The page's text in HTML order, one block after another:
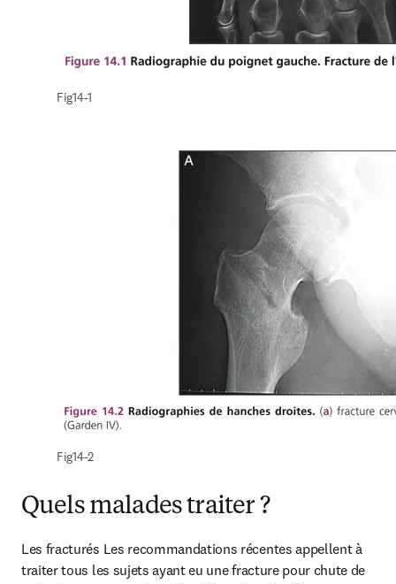
Fig14-1
Fig14-2
Quels malades traiter ?
Les fracturés Les recommandations récentes appellent à
traiter tous les sujets ayant eu une fracture pour chute de